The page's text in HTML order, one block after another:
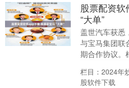
股票配资
“大单”
盖世汽车获悉
与宝马集团联
期合作协议。
十年，为宝
进驾驶辅助系
栏目：2024年
股软件下载